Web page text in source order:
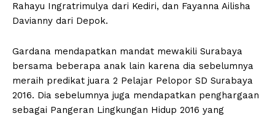
Rahayu Ingratrimulya dari Kediri, dan Fayanna Ailisha
Davianny dari Depok.
Gardana mendapatkan mandat mewakili Surabaya
bersama beberapa anak lain karena dia sebelumnya
meraih predikat juara 2 Pelajar Pelopor SD Surabaya
2016. Dia sebelumnya juga mendapatkan penghargaan
sebagai Pangeran Lingkungan Hidup 2016 yang